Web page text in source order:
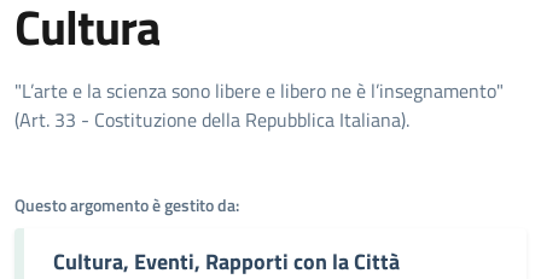
Cultura
Dettagli dell'argomento
"L’arte e la scienza sono libere e libero ne è l’insegnamento"
(Art. 33 - Costituzione della Repubblica Italiana).
Questo argomento è gestito da:
Cultura, Eventi, Rapporti con la Città